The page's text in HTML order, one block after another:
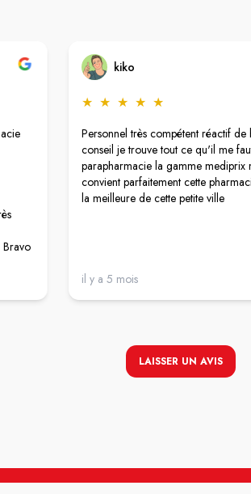
Bravo
kiko
★ ★ ★ ★ ★
Personnel très compétent réactif de
conseil je trouve tout ce qu'il me
parapharmacie la gamme mediprix
convient parfaitement cette
la meilleure de cette petite ville
il y a 5 mois
LAISSER UN AVIS